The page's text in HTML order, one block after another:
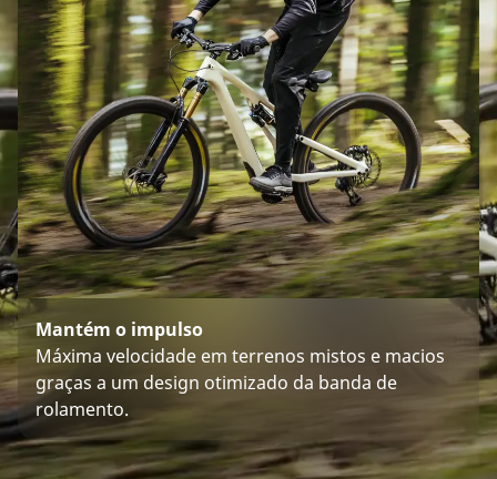
Mantém o impulso
Máxima velocidade em terrenos mistos e macios
graças a um design otimizado da banda de
rolamento.